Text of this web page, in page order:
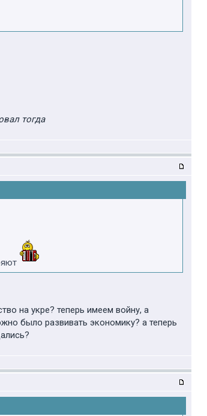
тогда
на укре? теперь имеем войну, а
было развивать экономику? а теперь